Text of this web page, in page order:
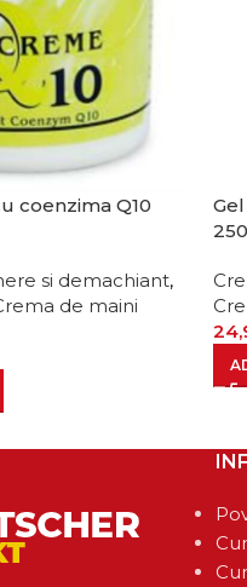
coenzima Q10
si demachiant,
de maini